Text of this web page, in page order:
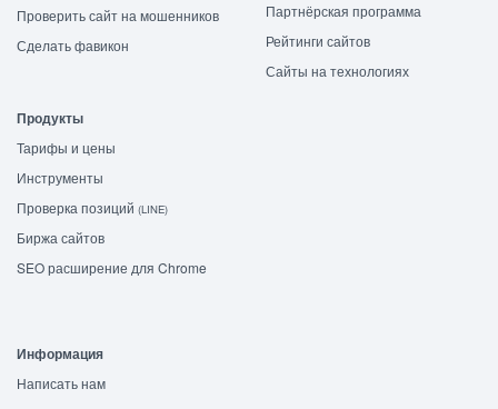
Проверить сайт на мошенников
Сделать фавикон
Партнёрская программа
Рейтинги сайтов
Сайты на технологиях
Продукты
Тарифы и цены
Инструменты
Проверка позиций (LINE)
Биржа сайтов
SEO расширение для Chrome
Информация
Написать нам